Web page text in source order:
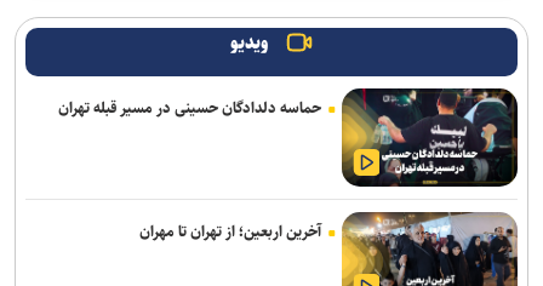
صنعت نفت مهاجم مس شهر بابک را جذب کرد
برتری استقلال مقابل همنام اهوازی در دیدار تدارکاتی
اضافه شدن بازیکنان امید پرسپولیس به تمرینات تیم بزرگسالان
هزاریان: امیدواریم تا قبل از شروع لیگ پنجره استقلال خوزستان باز شود
علیرضا ملکی خیبری شد
ویدیو
حماسه دلدادگان حسینی در مسیر قبله تهران
آخرین اربعین؛ از تهران تا مهران